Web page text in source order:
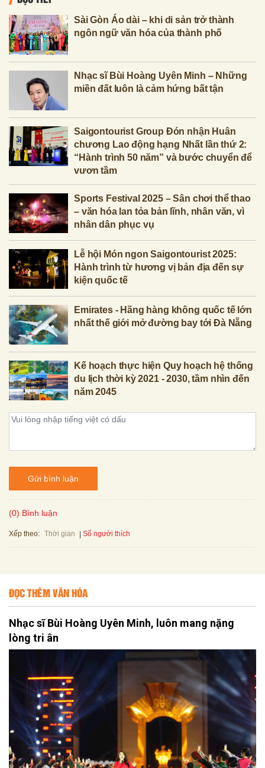
Sài Gòn Áo dài – khi di sản trở thành
ngôn ngữ văn hóa của thành phố
Nhạc sĩ Bùi Hoàng Uyên Minh – Những
miền đất luôn là cảm hứng bất tận
Saigontourist Group Đón nhận Huân
chương Lao động hạng Nhất lần thứ 2:
“Hành trình 50 năm” và bước chuyển để
vươn tầm
Sports Festival 2025 – Sân chơi thể thao
– văn hóa lan tỏa bản lĩnh, nhân văn, vì
nhân dân phục vụ
Lễ hội Món ngon Saigontourist 2025:
Hành trình từ hương vị bản địa đến sự
kiện quốc tế
Emirates - Hãng hàng không quốc tế lớn
nhất thế giới mở đường bay tới Đà Nẵng
Kế hoạch thực hiện Quy hoạch hệ thống
du lịch thời kỳ 2021 - 2030, tầm nhìn đến
năm 2045
Gửi bình luận
(0) Bình luận
Xếp theo: Thời gian Số người thích
ĐỌC THÊM VĂN HÓA
Nhạc sĩ Bùi Hoàng Uyên Minh, luôn mang nặng
lòng tri ân